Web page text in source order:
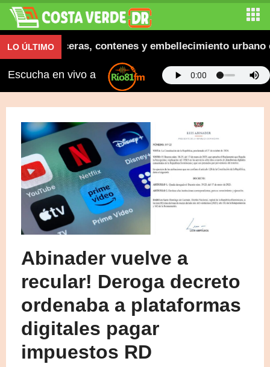
LO ÚLTIMOaceras, contenes y embellecimiento urbano en
Escucha en vivo a
Abinader vuelve a
recular! Deroga decreto
ordenaba a plataformas
digitales pagar
impuestos RD